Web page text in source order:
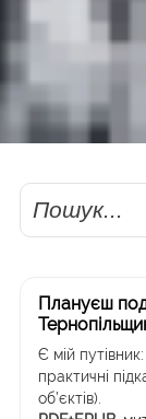
Пошук
Плануєш
Є мій путівник:
практичні
об’єктів).